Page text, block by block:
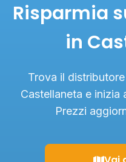
Risparmia
in
Trova il
Castellaneta e inizia
Prezzi